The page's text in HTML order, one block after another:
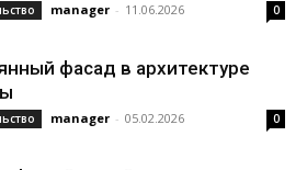
manager - 11.06.2026 0
фасад в архитектуре
manager - 05.02.2026 0